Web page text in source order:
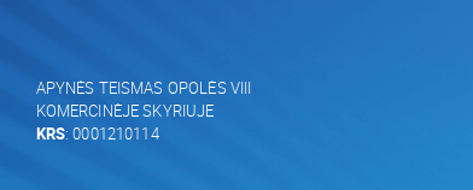
APYNĖS TEISMAS OPOLĖS VIII
KOMERCINĖJE SKYRIUJE
KRS: 0001210114